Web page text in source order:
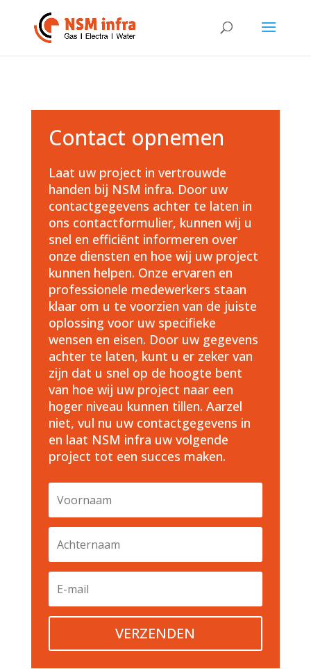
Contact opnemen
Laat uw project in vertrouwde
handen bij NSM infra. Door uw
contactgegevens achter te laten in
ons contactformulier, kunnen wij u
snel en efficiënt informeren over
onze diensten en hoe wij uw project
kunnen helpen. Onze ervaren en
professionele medewerkers staan
klaar om u te voorzien van de juiste
oplossing voor uw specifieke
wensen en eisen. Door uw gegevens
achter te laten, kunt u er zeker van
zijn dat u snel op de hoogte bent
van hoe wij uw project naar een
hoger niveau kunnen tillen. Aarzel
niet, vul nu uw contactgegevens in
en laat NSM infra uw volgende
project tot een succes maken.
VERZENDEN